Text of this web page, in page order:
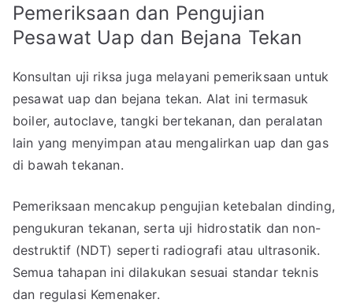
Pemeriksaan dan Pengujian
Pesawat Uap dan Bejana Tekan
Konsultan uji riksa juga melayani pemeriksaan untuk
pesawat uap dan bejana tekan. Alat ini termasuk
boiler, autoclave, tangki bertekanan, dan peralatan
lain yang menyimpan atau mengalirkan uap dan gas
di bawah tekanan.
Pemeriksaan mencakup pengujian ketebalan dinding,
pengukuran tekanan, serta uji hidrostatik dan non-
destruktif (NDT) seperti radiografi atau ultrasonik.
Semua tahapan ini dilakukan sesuai standar teknis
dan regulasi Kemenaker.